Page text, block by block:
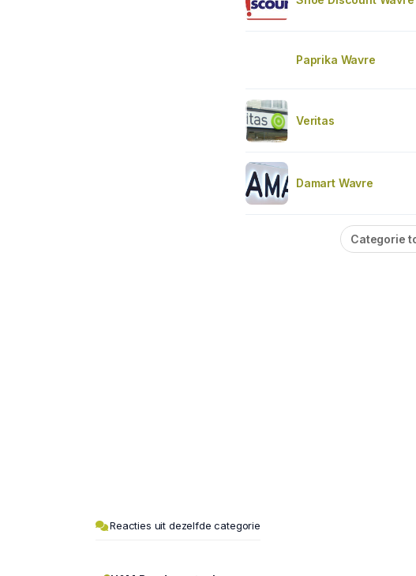
Paprika Wavre
Veritas
Damart Wavre
Categorie
Reacties uit dezelfde categorie